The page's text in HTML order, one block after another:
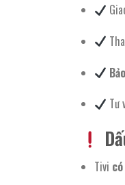
Tư
Tivi